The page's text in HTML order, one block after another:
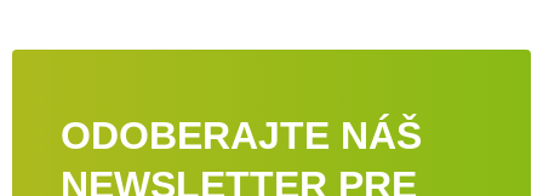
ODOBERAJTE NÁŠ
NEWSLETTER PRE